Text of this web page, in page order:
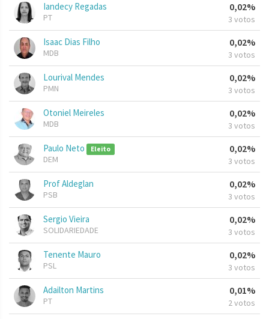
Iandecy Regadas
PT
0,02%
3 votos
Isaac Dias Filho
MDB
0,02%
3 votos
Lourival Mendes
PMN
0,02%
3 votos
Otoniel Meireles
MDB
0,02%
3 votos
Paulo Neto Eleito
DEM
0,02%
3 votos
Prof Aldeglan
PSB
0,02%
3 votos
Sergio Vieira
SOLIDARIEDADE
0,02%
3 votos
Tenente Mauro
PSL
0,02%
3 votos
Adailton Martins
PT
0,01%
2 votos